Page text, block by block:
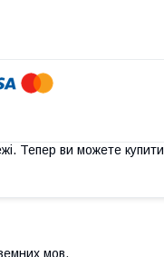
Тепер ви можете купити
мов.